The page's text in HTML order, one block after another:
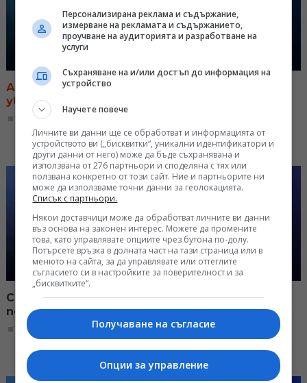
Абитуриентите от училището за деца с
увреден слух в София
12:53, 26.05.2023
Среща с един от малкото специалисти по
позитивна психотерапия
12:30, 19.05.2023
Персонализирана реклама и съдържание,
измерване на рекламата и съдържанието,
проучване на аудиторията и разработване на
услуги
Съхраняване на и/или достъп до информация на
устройство
Научете повече
Личните ви данни ще се обработват и информацията от
устройството ви („бисквитки“, уникални идентификатори и
други данни от него) може да бъде съхранявана и
използвана от 276 партньори и споделяна с тях или
ползвана конкретно от този сайт. Ние и партньорите ни
може да използваме точни данни за геолокацията.
Списък с партньори.
Някои доставчици може да обработват личните ви данни
въз основа на законен интерес. Можете да промените
това, като управлявате опциите чрез бутона по-долу.
Потърсете връзка в долната част на тази страница или в
менюто на сайта, за да управлявате или оттеглите
съгласието си в настройките за поверителност и за
„бисквитките“.
Получаване на съгласие
Опции за управление